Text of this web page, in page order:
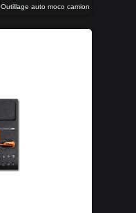
Outillage auto moco camion